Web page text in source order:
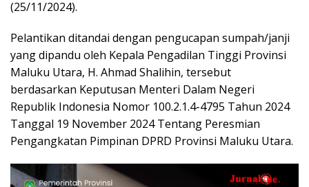
(25/11/2024).
Pelantikan ditandai dengan pengucapan sumpah/janji
yang dipandu oleh Kepala Pengadilan Tinggi Provinsi
Maluku Utara, H. Ahmad Shalihin, tersebut
berdasarkan Keputusan Menteri Dalam Negeri
Republik Indonesia Nomor 100.2.1.4-4795 Tahun 2024
Tanggal 19 November 2024 Tentang Peresmian
Pengangkatan Pimpinan DPRD Provinsi Maluku Utara.